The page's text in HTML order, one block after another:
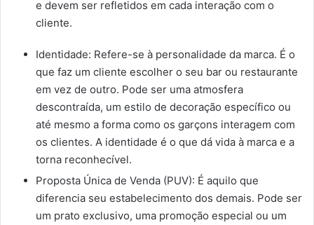
e devem ser refletidos em cada interação com o
cliente.
Identidade: Refere-se à personalidade da marca. É o
que faz um cliente escolher o seu bar ou restaurante
em vez de outro. Pode ser uma atmosfera
descontraída, um estilo de decoração específico ou
até mesmo a forma como os garçons interagem com
os clientes. A identidade é o que dá vida à marca e a
torna reconhecível.
Proposta Única de Venda (PUV): É aquilo que
diferencia seu estabelecimento dos demais. Pode ser
um prato exclusivo, uma promoção especial ou um